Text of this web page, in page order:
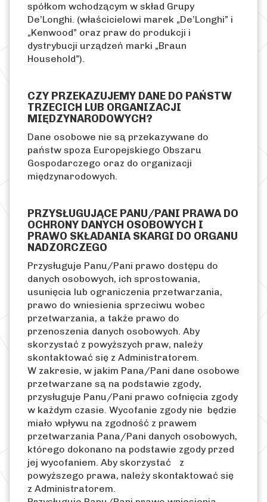
spółkom wchodzącym w skład Grupy
De’Longhi. (właścicielowi marek „De’Longhi” i
„Kenwood” oraz praw do produkcji i
dystrybucji urządzeń marki „Braun
Household”).
CZY PRZEKAZUJEMY DANE DO PAŃSTW
TRZECICH LUB ORGANIZACJI
MIĘDZYNARODOWYCH?
Dane osobowe nie są przekazywane do
państw spoza Europejskiego Obszaru
Gospodarczego oraz do organizacji
międzynarodowych.
PRZYSŁUGUJĄCE PANU/PANI PRAWA DO
OCHRONY DANYCH OSOBOWYCH I
PRAWO SKŁADANIA SKARGI DO ORGANU
NADZORCZEGO
Przysługuje Panu/Pani prawo dostępu do
danych osobowych, ich sprostowania,
usunięcia lub ograniczenia przetwarzania,
prawo do wniesienia sprzeciwu wobec
przetwarzania, a także prawo do
przenoszenia danych osobowych. Aby
skorzystać z powyższych praw, należy
skontaktować się z Administratorem.
W zakresie, w jakim Pana/Pani dane osobowe
przetwarzane są na podstawie zgody,
przysługuje Panu/Pani prawo cofnięcia zgody
w każdym czasie. Wycofanie zgody nie będzie
miało wpływu na zgodność z prawem
przetwarzania Pana/Pani danych osobowych,
którego dokonano na podstawie zgody przed
jej wycofaniem. Aby skorzystać z
powyższego prawa, należy skontaktować się
z Administratorem.